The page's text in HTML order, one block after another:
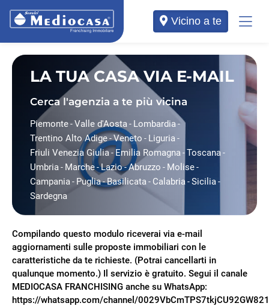
Vicino a te
LA TUA CASA VIA E-MAIL
Cerca l'agenzia a te più vicina
Piemonte-Valle d'Aosta- Lombardia-
Trentino Alto Adige-Veneto - Liguria-
Friuli Venezia Giulia-Emilia Romagna-Toscana-
Umbria- Marche-Lazio-Abruzzo - Molise-
Campania- Puglia-Basilicata- Calabria-Sicilia-
Sardegna
Compilando questo modulo riceverai via e-mail
aggiornamenti sulle proposte immobiliari con le
caratteristiche da te richieste. (Potrai cancellarti in
qualunque momento.) Il servizio è gratuito. Segui il canale
MEDIOCASA FRANCHISING anche su WhatsApp:
https://whatsapp.com/channel/0029VbCmTPS7tkjCU92GW821